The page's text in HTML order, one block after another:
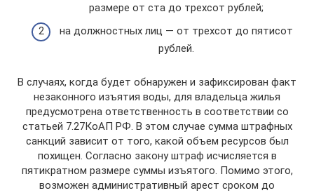
размере от ста до трехсот рублей;
на должностных лиц — от трехсот до пятисот
рублей.
В случаях, когда будет обнаружен и зафиксирован факт
незаконного изъятия воды, для владельца жилья
предусмотрена ответственность в соответствии со
статьей 7.27КоАП РФ. В этом случае сумма штрафных
санкций зависит от того, какой объем ресурсов был
похищен. Согласно закону штраф исчисляется в
пятикратном размере суммы изъятого. Помимо этого,
возможен административный арест сроком до